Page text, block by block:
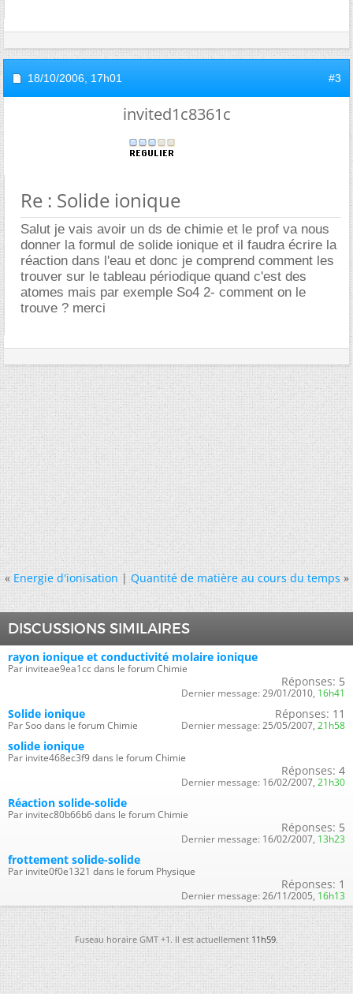
18/10/2006, 17h01 #3
invited1c8361c
Re : Solide ionique
Salut je vais avoir un ds de chimie et le prof va nous
donner la formul de solide ionique et il faudra écrire la
réaction dans l'eau et donc je comprend comment les
trouver sur le tableau périodique quand c'est des
atomes mais par exemple So4 2- comment on le
trouve ? merci
« Energie d'ionisation|Quantité de matière au cours du temps »
DISCUSSIONS SIMILAIRES
rayon ionique et conductivité molaire ionique
Par inviteae9ea1cc dans le forum Chimie
Réponses: 5
Dernier message: 29/01/2010, 16h41
Solide ionique
Par Soo dans le forum Chimie
Réponses: 11
Dernier message: 25/05/2007, 21h58
solide ionique
Par invite468ec3f9 dans le forum Chimie
Réponses: 4
Dernier message: 16/02/2007, 21h30
Réaction solide-solide
Par invitec80b66b6 dans le forum Chimie
Réponses: 5
Dernier message: 16/02/2007, 13h23
frottement solide-solide
Par invite0f0e1321 dans le forum Physique
Réponses: 1
Dernier message: 26/11/2005, 16h13
Fuseau horaire GMT +1. Il est actuellement11h59.